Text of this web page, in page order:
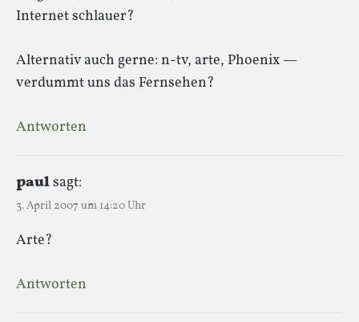
Internet schlauer?
Alternativ auch gerne: n-tv, arte, Phoenix —
verdummt uns das Fernsehen?
Antworten
paulsagt:
3. April 2007 um 14:20 Uhr
Arte?
Antworten